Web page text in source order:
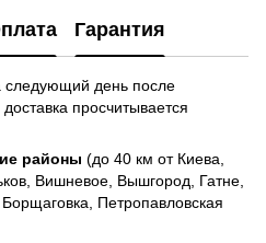
Гарантия
следующий день после
просчитывается
районы (до 40 км от Киева,
Вишневое, Вышгород, Гатне,
Петропавловская